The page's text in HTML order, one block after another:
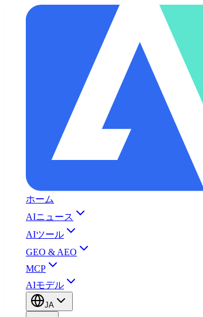
ホーム
AIニュース
AIツール
GEO & AEO
MCP
AIモデル
JA